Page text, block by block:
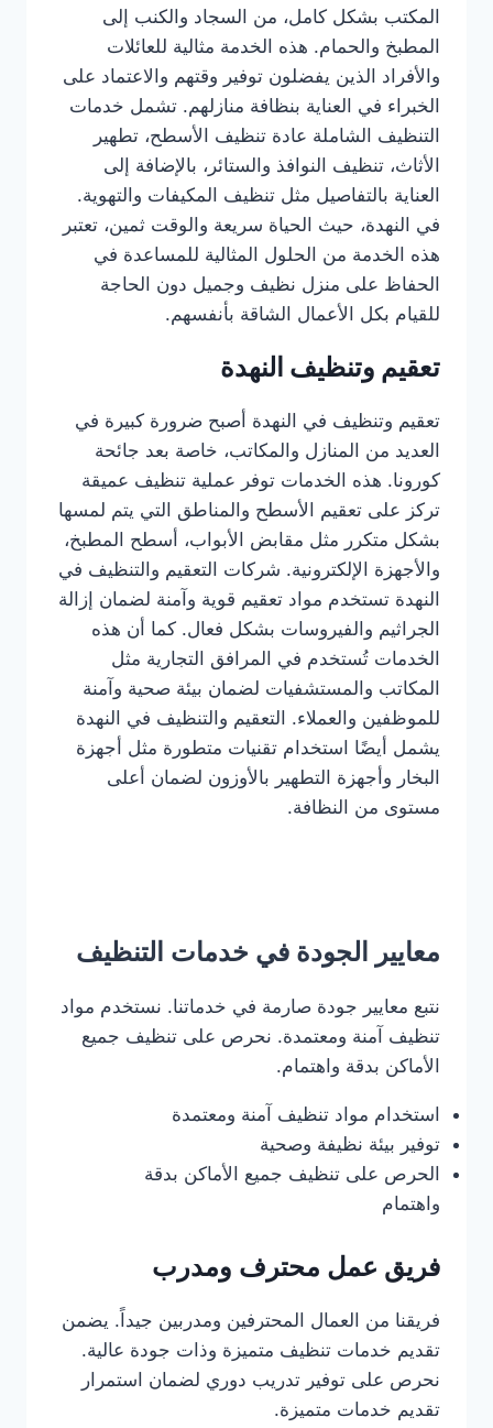
المكتب بشكل كامل، من السجاد والكنب إلى
المطبخ والحمام. هذه الخدمة مثالية للعائلات
والأفراد الذين يفضلون توفير وقتهم والاعتماد على
الخبراء في العناية بنظافة منازلهم. تشمل خدمات
التنظيف الشاملة عادة تنظيف الأسطح، تطهير
الأثاث، تنظيف النوافذ والستائر، بالإضافة إلى
العناية بالتفاصيل مثل تنظيف المكيفات والتهوية.
في النهدة، حيث الحياة سريعة والوقت ثمين، تعتبر
هذه الخدمة من الحلول المثالية للمساعدة في
الحفاظ على منزل نظيف وجميل دون الحاجة
للقيام بكل الأعمال الشاقة بأنفسهم.
تعقيم وتنظيف النهدة
تعقيم وتنظيف في النهدة أصبح ضرورة كبيرة في
العديد من المنازل والمكاتب، خاصة بعد جائحة
كورونا. هذه الخدمات توفر عملية تنظيف عميقة
تركز على تعقيم الأسطح والمناطق التي يتم لمسها
بشكل متكرر مثل مقابض الأبواب، أسطح المطبخ،
والأجهزة الإلكترونية. شركات التعقيم والتنظيف في
النهدة تستخدم مواد تعقيم قوية وآمنة لضمان إزالة
الجراثيم والفيروسات بشكل فعال. كما أن هذه
الخدمات تُستخدم في المرافق التجارية مثل
المكاتب والمستشفيات لضمان بيئة صحية وآمنة
للموظفين والعملاء. التعقيم والتنظيف في النهدة
يشمل أيضًا استخدام تقنيات متطورة مثل أجهزة
البخار وأجهزة التطهير بالأوزون لضمان أعلى
مستوى من النظافة.
معايير الجودة في خدمات التنظيف
نتبع معايير جودة صارمة في خدماتنا. نستخدم مواد
تنظيف آمنة ومعتمدة. نحرص على تنظيف جميع
الأماكن بدقة واهتمام.
استخدام مواد تنظيف آمنة ومعتمدة
توفير بيئة نظيفة وصحية
الحرص على تنظيف جميع الأماكن بدقة
واهتمام
فريق عمل محترف ومدرب
فريقنا من العمال المحترفين ومدربين جيداً. يضمن
تقديم خدمات تنظيف متميزة وذات جودة عالية.
نحرص على توفير تدريب دوري لضمان استمرار
تقديم خدمات متميزة.